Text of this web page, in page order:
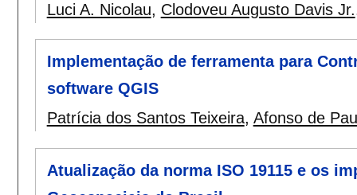
Luci A. Nicolau, Clodoveu Augusto Davis Jr.
Implementação de ferramenta para
software QGIS
Patrícia dos Santos Teixeira, Afonso de
Atualização da norma ISO 19115 e os